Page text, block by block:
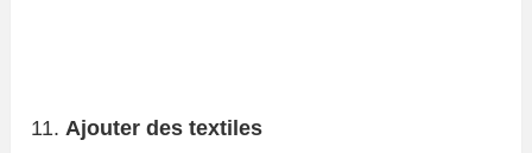
Ajouter des textiles